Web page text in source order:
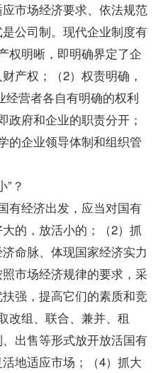
市场经济要求、依法规范
公司制。现代企业制度有
权明晰，即明确界定了企
产权；（2）权责明确，
经营者各自有明确的权利
政府和企业的职责分开；
的企业领导体制和组织管
？
经济出发，应当对国有
的，放活小的；（2）抓
命脉、体现国家经济实力
市场经济规律的要求，采
强，提高它们的素质和竞
改组、联合、兼并、租
出售等形式放开放活国有
地适应市场；（4）抓大